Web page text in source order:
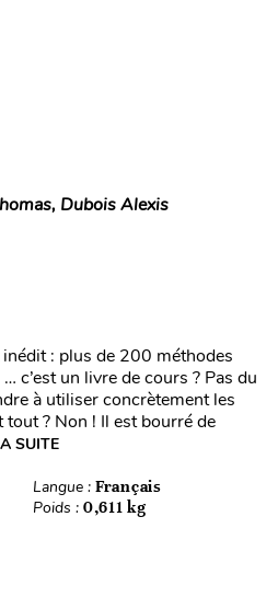
Dubois Alexis
: plus de 200 méthodes
c’est un livre de cours ? Pas du
à utiliser concrètement les
tout ? Non ! Il est bourré de
SUITE
Langue : Français
Poids : 0,611 kg